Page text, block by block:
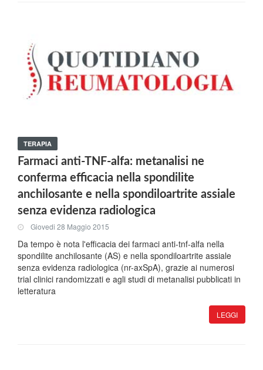
TERAPIA
Farmaci anti-TNF-alfa: metanalisi ne
conferma efficacia nella spondilite
anchilosante e nella spondiloartrite assiale
senza evidenza radiologica
Giovedi 28 Maggio 2015
Da tempo è nota l'efficacia dei farmaci anti-tnf-alfa nella
spondilite anchilosante (AS) e nella spondiloartrite assiale
senza evidenza radiologica (nr-axSpA), grazie ai numerosi
trial clinici randomizzati e agli studi di metanalisi pubblicati in
letteratura
LEGGI